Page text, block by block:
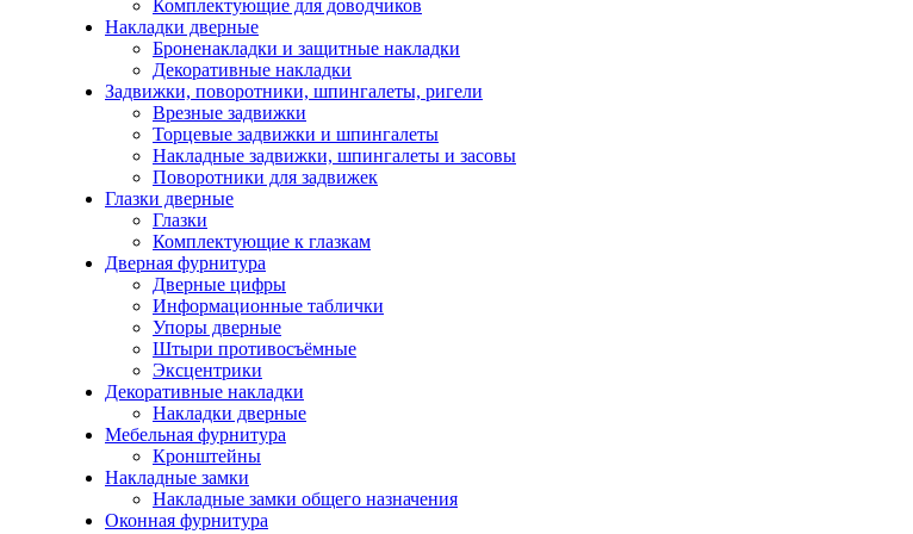
Комплектующие для доводчиков
Накладки дверные
Броненакладки и защитные накладки
Декоративные накладки
Задвижки, поворотники, шпингалеты, ригели
Врезные задвижки
Торцевые задвижки и шпингалеты
Накладные задвижки, шпингалеты и засовы
Поворотники для задвижек
Глазки дверные
Глазки
Комплектующие к глазкам
Дверная фурнитура
Дверные цифры
Информационные таблички
Упоры дверные
Штыри противосъёмные
Эксцентрики
Декоративные накладки
Накладки дверные
Мебельная фурнитура
Кронштейны
Накладные замки
Накладные замки общего назначения
Оконная фурнитура